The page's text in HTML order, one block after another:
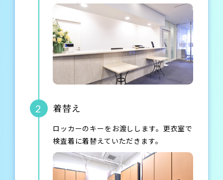
2 着替え
ロッカーのキーをお渡しします。更衣室で
検査着に着替えていただきます。